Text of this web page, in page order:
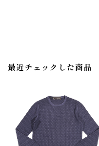
最近チェックした商品